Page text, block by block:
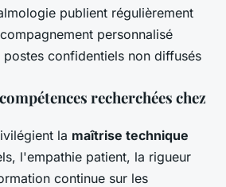
publient régulièrement
personnalisé
confidentiels non diffusés
recherchées chez
la maîtrise technique
l'empathie patient, la rigueur
continue sur les